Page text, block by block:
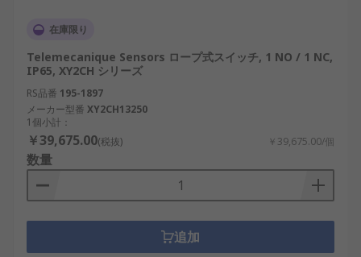
在庫限り
Telemecanique Sensors ロープ式スイッチ, 1 NO / 1 NC,
IP65, XY2CH シリーズ
RS品番 195-1897
メーカー型番 XY2CH13250
1個小計：
￥39,675.00(税抜) ￥39,675.00/個
数量
追加